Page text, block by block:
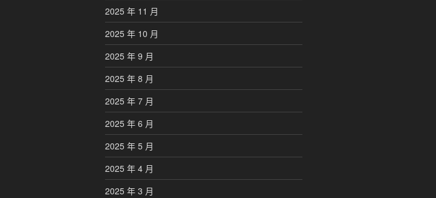
2025 年 11 月
2025 年 10 月
2025 年 9 月
2025 年 8 月
2025 年 7 月
2025 年 6 月
2025 年 5 月
2025 年 4 月
2025 年 3 月